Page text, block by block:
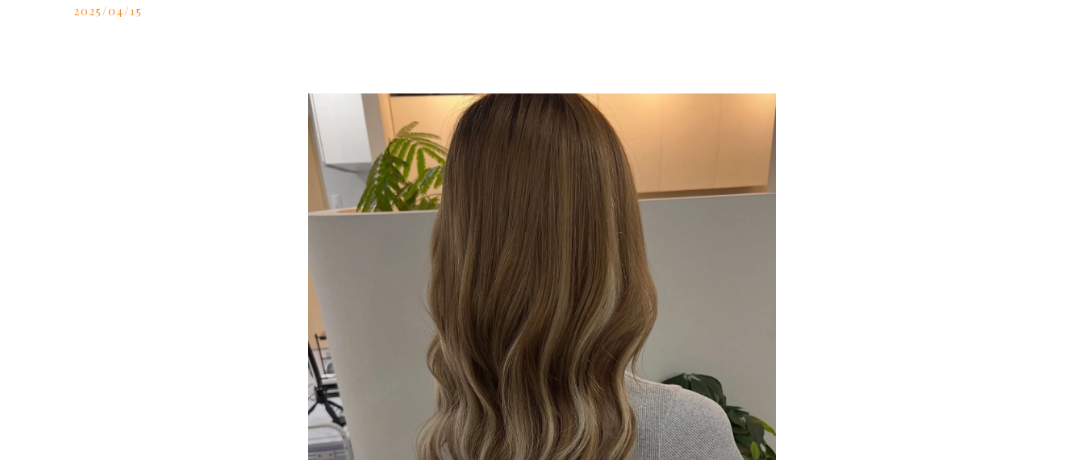
2025/04/15